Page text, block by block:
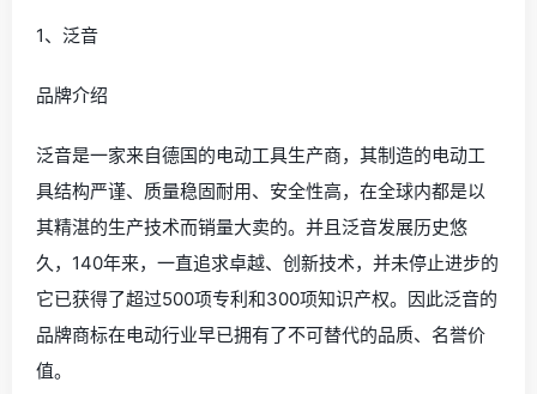
都需要使用机器。机器已经进驻到家庭中，人们会准备简
单的器械类工具来解决日常家具中的小问题，而手电钻就
属于常用的家庭工具之一。现在选东西都要货比三家了，
下面为想购买手电钻却不知如何下手的朋友们介绍一下手
电钻的知名品牌和相关的产品价格。
1、泛音
品牌介绍